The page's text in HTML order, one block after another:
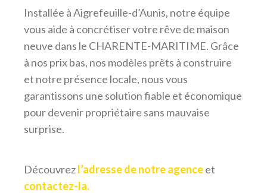
Installée à Aigrefeuille-d’Aunis, notre équipe
vous aide à concrétiser votre rêve de maison
neuve dans le CHARENTE-MARITIME. Grâce
à nos prix bas, nos modèles prêts à construire
et notre présence locale, nous vous
garantissons une solution fiable et économique
pour devenir propriétaire sans mauvaise
surprise.
Découvrezl’adresse de notre agenceet
contactez-la.